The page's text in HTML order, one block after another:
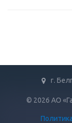
г.
© 2026 АО